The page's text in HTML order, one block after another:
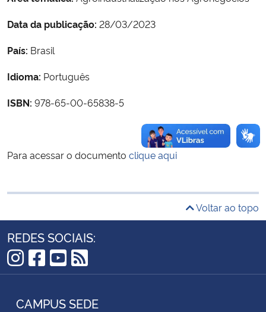
Ministério do Desenvolvimento Regional
Controladoria-Geral da União
Advocacia-Geral da União
Banco Central do Brasil
Planalto
Data da publicação: 28/03/2023
País: Brasil
Idioma: Português
ISBN: 978-65-00-65838-5
Para acessar o documento clique aqui
Voltar ao topo
REDES SOCIAIS:
Instagram
Facebook
YouTube
RSS
CAMPUS SEDE